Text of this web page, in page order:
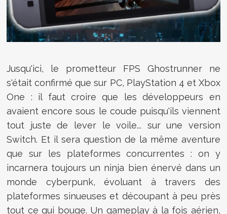
Jusqu'ici, le prometteur FPS Ghostrunner ne
s'était confirmé que sur PC, PlayStation 4 et Xbox
One : il faut croire que les développeurs en
avaient encore sous le coude puisqu'ils viennent
tout juste de lever le voile... sur une version
Switch. Et il sera question de la même aventure
que sur les plateformes concurrentes : on y
incarnera toujours un ninja bien énervé dans un
monde cyberpunk, évoluant à travers des
plateformes sinueuses et découpant à peu près
tout ce qui bouge. Un gameplay à la fois aérien,